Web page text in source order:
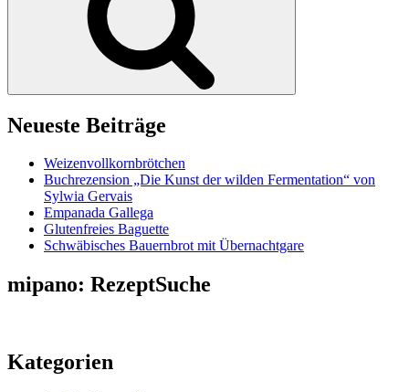
Neueste Beiträge
Weizenvollkornbrötchen
Buchrezension „Die Kunst der wilden Fermentation“ von
Sylwia Gervais
Empanada Gallega
Glutenfreies Baguette
Schwäbisches Bauernbrot mit Übernachtgare
mipano: RezeptSuche
Kategorien